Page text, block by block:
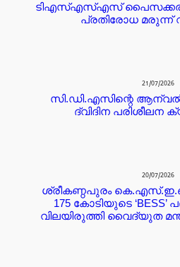
ടിഎസ്എസ്എസ് പൈസക്കരി
പ്രതിരോധ മരുന്ന്
21/07/2026
സി.ഡി.എസിന്റെ
ദ്വിദിന പരിശീലന
20/07/2026
ശ്രീകണ്ഠപുരം
175 കോടിയുടെ
വിലയിരുത്തി വൈദ്യുത